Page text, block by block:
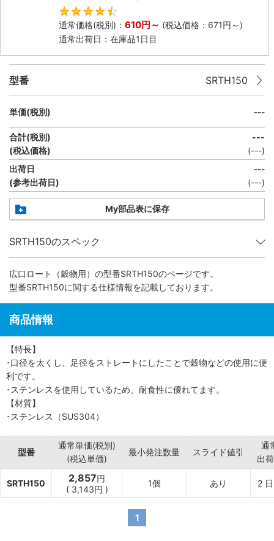
通常価格(税別)： 610円 ～ (税込価格： 671円 ～)
通常出荷日：在庫品1日目
型番 SRTH150
単価(税別) ---
合計(税別)
(税込価格)
---
(---)
出荷日
(参考出荷日)
---
(---)
My部品表に保存
SRTH150のスペック
広口ロート（穀物用） の型番SRTH150のページです。
型番SRTH150に関する仕様情報を記載しております。
商品情報
【特長】
･口径を太くし、足径をストレートにしたことで穀物などの使用に便
利です。
･ステンレスを使用しているため、耐食性に優れてます。
【材質】
･ステンレス（SUS304）
型番
通常単価(税別)
(税込単価)
最小発注数量 スライド値引
通
出
SRTH150 2,857円
( 3,143円 )
1個 あり 2
1